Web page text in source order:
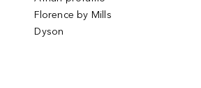
Florence by Mills
Dyson